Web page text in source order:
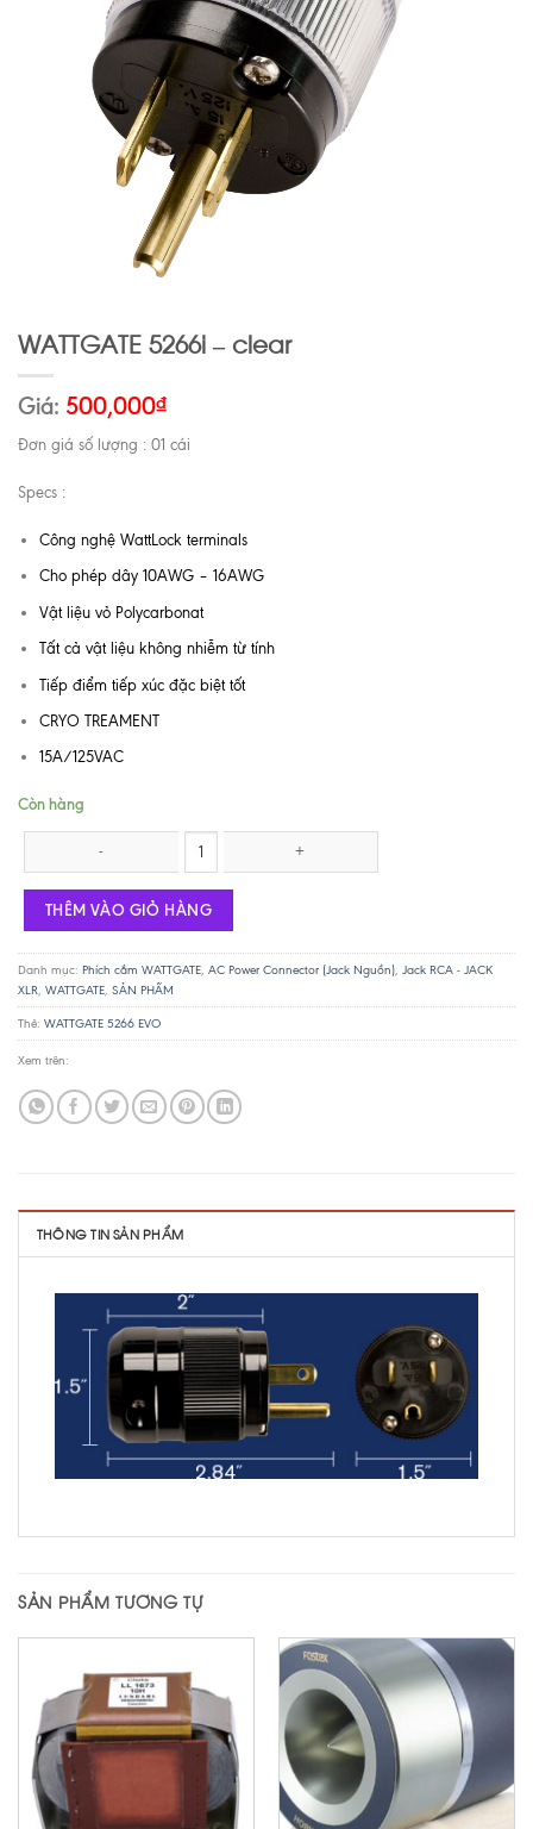
WATTGATE 5266i – clear
Giá: 500,000₫
Đơn giá số lượng : 01 cái
Specs :
Công nghệ WattLock terminals
Cho phép dây 10AWG – 16AWG
Vật liệu vỏ Polycarbonat
Tất cả vật liệu không nhiễm từ tính
Tiếp điểm tiếp xúc đặc biệt tốt
CRYO TREAMENT
15A/125VAC
Còn hàng
THÊM VÀO GIỎ HÀNG
Danh mục: Phích cắm WATTGATE, AC Power Connector (Jack Nguồn), Jack RCA - JACK
XLR, WATTGATE, SẢN PHẨM
Thẻ: WATTGATE 5266 EVO
Xem trên:
THÔNG TIN SẢN PHẨM
SẢN PHẨM TƯƠNG TỰ